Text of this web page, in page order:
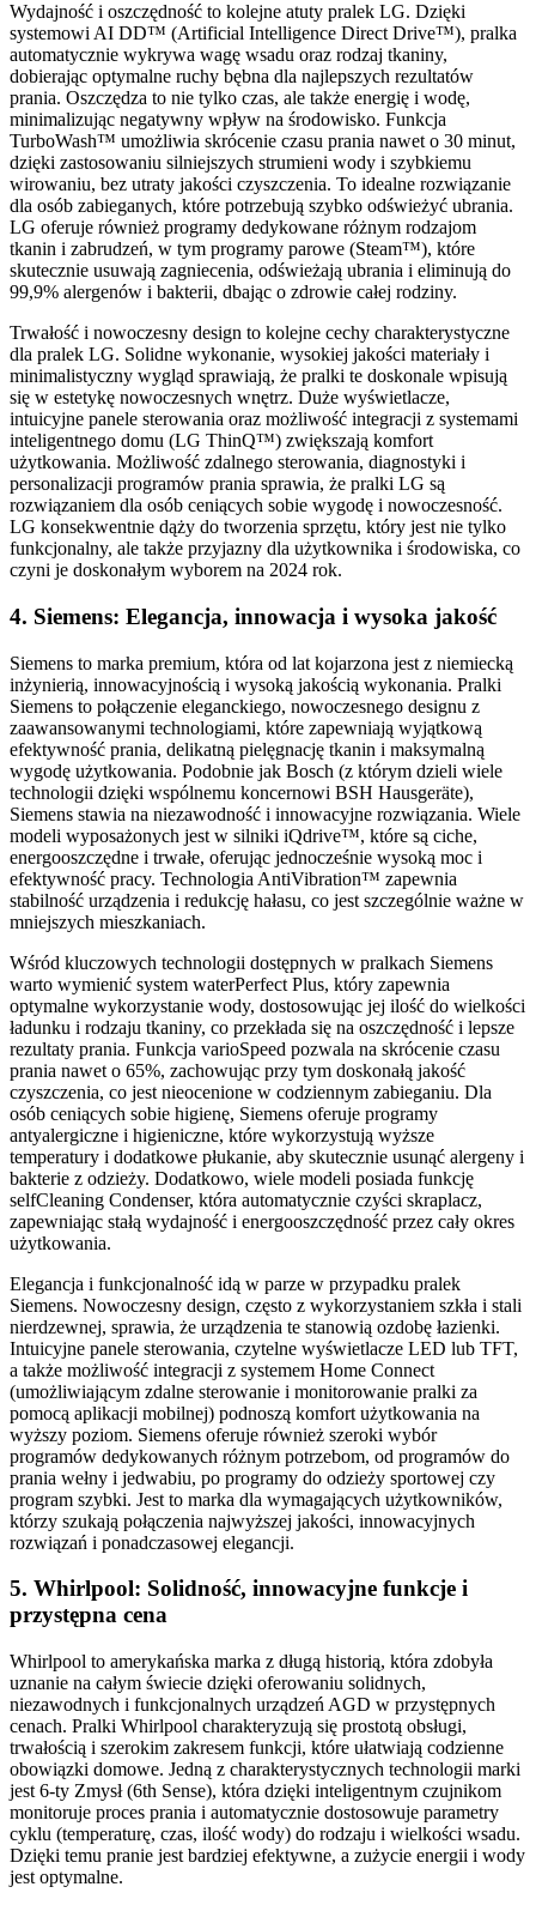
Wydajność i oszczędność to kolejne atuty pralek LG. Dzięki
systemowi AI DD™ (Artificial Intelligence Direct Drive™), pralka
automatycznie wykrywa wagę wsadu oraz rodzaj tkaniny,
dobierając optymalne ruchy bębna dla najlepszych rezultatów
prania. Oszczędza to nie tylko czas, ale także energię i wodę,
minimalizując negatywny wpływ na środowisko. Funkcja
TurboWash™ umożliwia skrócenie czasu prania nawet o 30 minut,
dzięki zastosowaniu silniejszych strumieni wody i szybkiemu
wirowaniu, bez utraty jakości czyszczenia. To idealne rozwiązanie
dla osób zabieganych, które potrzebują szybko odświeżyć ubrania.
LG oferuje również programy dedykowane różnym rodzajom
tkanin i zabrudzeń, w tym programy parowe (Steam™), które
skutecznie usuwają zagniecenia, odświeżają ubrania i eliminują do
99,9% alergenów i bakterii, dbając o zdrowie całej rodziny.
Trwałość i nowoczesny design to kolejne cechy charakterystyczne
dla pralek LG. Solidne wykonanie, wysokiej jakości materiały i
minimalistyczny wygląd sprawiają, że pralki te doskonale wpisują
się w estetykę nowoczesnych wnętrz. Duże wyświetlacze,
intuicyjne panele sterowania oraz możliwość integracji z systemami
inteligentnego domu (LG ThinQ™) zwiększają komfort
użytkowania. Możliwość zdalnego sterowania, diagnostyki i
personalizacji programów prania sprawia, że pralki LG są
rozwiązaniem dla osób ceniących sobie wygodę i nowoczesność.
LG konsekwentnie dąży do tworzenia sprzętu, który jest nie tylko
funkcjonalny, ale także przyjazny dla użytkownika i środowiska, co
czyni je doskonałym wyborem na 2024 rok.
4. Siemens: Elegancja, innowacja i wysoka jakość
Siemens to marka premium, która od lat kojarzona jest z niemiecką
inżynierią, innowacyjnością i wysoką jakością wykonania. Pralki
Siemens to połączenie eleganckiego, nowoczesnego designu z
zaawansowanymi technologiami, które zapewniają wyjątkową
efektywność prania, delikatną pielęgnację tkanin i maksymalną
wygodę użytkowania. Podobnie jak Bosch (z którym dzieli wiele
technologii dzięki wspólnemu koncernowi BSH Hausgeräte),
Siemens stawia na niezawodność i innowacyjne rozwiązania. Wiele
modeli wyposażonych jest w silniki iQdrive™, które są ciche,
energooszczędne i trwałe, oferując jednocześnie wysoką moc i
efektywność pracy. Technologia AntiVibration™ zapewnia
stabilność urządzenia i redukcję hałasu, co jest szczególnie ważne w
mniejszych mieszkaniach.
Wśród kluczowych technologii dostępnych w pralkach Siemens
warto wymienić system waterPerfect Plus, który zapewnia
optymalne wykorzystanie wody, dostosowując jej ilość do wielkości
ładunku i rodzaju tkaniny, co przekłada się na oszczędność i lepsze
rezultaty prania. Funkcja varioSpeed pozwala na skrócenie czasu
prania nawet o 65%, zachowując przy tym doskonałą jakość
czyszczenia, co jest nieocenione w codziennym zabieganiu. Dla
osób ceniących sobie higienę, Siemens oferuje programy
antyalergiczne i higieniczne, które wykorzystują wyższe
temperatury i dodatkowe płukanie, aby skutecznie usunąć alergeny i
bakterie z odzieży. Dodatkowo, wiele modeli posiada funkcję
selfCleaning Condenser, która automatycznie czyści skraplacz,
zapewniając stałą wydajność i energooszczędność przez cały okres
użytkowania.
Elegancja i funkcjonalność idą w parze w przypadku pralek
Siemens. Nowoczesny design, często z wykorzystaniem szkła i stali
nierdzewnej, sprawia, że urządzenia te stanowią ozdobę łazienki.
Intuicyjne panele sterowania, czytelne wyświetlacze LED lub TFT,
a także możliwość integracji z systemem Home Connect
(umożliwiającym zdalne sterowanie i monitorowanie pralki za
pomocą aplikacji mobilnej) podnoszą komfort użytkowania na
wyższy poziom. Siemens oferuje również szeroki wybór
programów dedykowanych różnym potrzebom, od programów do
prania wełny i jedwabiu, po programy do odzieży sportowej czy
program szybki. Jest to marka dla wymagających użytkowników,
którzy szukają połączenia najwyższej jakości, innowacyjnych
rozwiązań i ponadczasowej elegancji.
5. Whirlpool: Solidność, innowacyjne funkcje i
przystępna cena
Whirlpool to amerykańska marka z długą historią, która zdobyła
uznanie na całym świecie dzięki oferowaniu solidnych,
niezawodnych i funkcjonalnych urządzeń AGD w przystępnych
cenach. Pralki Whirlpool charakteryzują się prostotą obsługi,
trwałością i szerokim zakresem funkcji, które ułatwiają codzienne
obowiązki domowe. Jedną z charakterystycznych technologii marki
jest 6-ty Zmysł (6th Sense), która dzięki inteligentnym czujnikom
monitoruje proces prania i automatycznie dostosowuje parametry
cyklu (temperaturę, czas, ilość wody) do rodzaju i wielkości wsadu.
Dzięki temu pranie jest bardziej efektywne, a zużycie energii i wody
jest optymalne.